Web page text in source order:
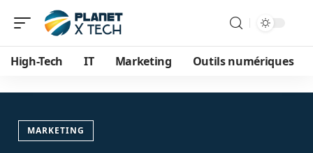
High-Tech IT Marketing Outils numériques
MARKETING